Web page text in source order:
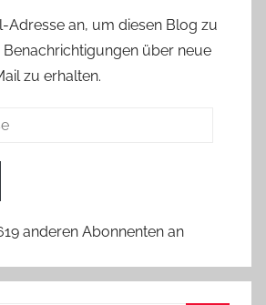
Adresse an, um diesen Blog zu
über neue
zu erhalten.
anderen Abonnenten an